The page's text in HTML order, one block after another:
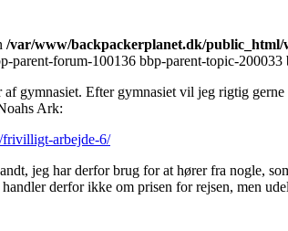
/var/www/backpackerplanet.dk/
parent-forum-100136 bbp-parent-topic-
gymnasiet. Efter gymnasiet vil jeg rigtig
Ark:
frivilligt-arbejde-6/
jeg har derfor brug for at hører fra nogle,
derfor ikke om prisen for rejsen, men